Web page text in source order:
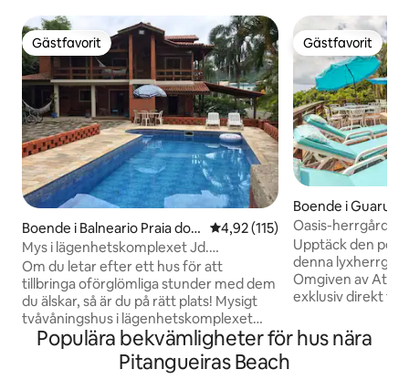
Gästfavorit
Gästfavorit
Boende i Balneario Praia do P
ernambuco
4,92 av 5 i genomsnittligt
4,92 (115)
Mys i lägenhetskomplexet Jd.
Pernambuco II
Om du letar efter ett hus för att
tillbringa oförglömliga stunder med dem
du älskar, så är du på rätt plats! Mysigt
tvåvåningshus i lägenhetskomplexet
Jardim Pernambuco II som ligger 600
meter från en av de vackraste
stränderna i Guarujá. Här har du
Gästfavorit
Gästfavorit
Boende i Guarujá
Oasis-
en exklusiv strand
Upptäck den
denna
Omgiven av
exklusiv direkt
vart och ett med
Nespresso-
Populära bekvämligheter för hus nära
Pitangueiras Beach